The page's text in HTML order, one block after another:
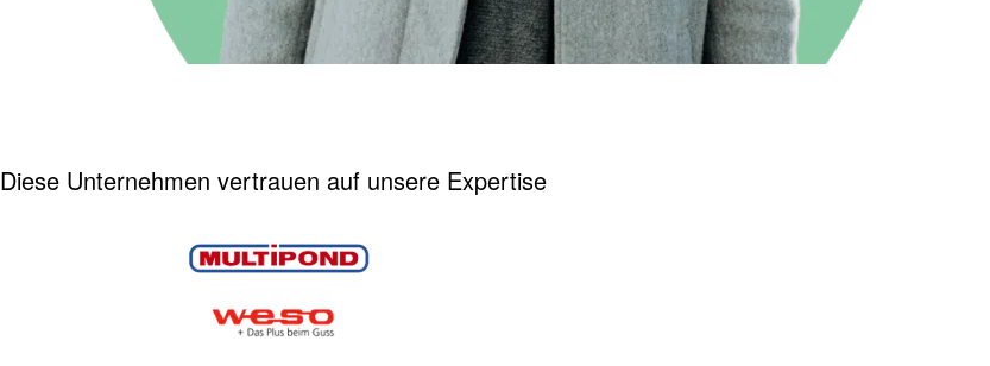
Diese Unternehmen vertrauen auf unsere Expertise